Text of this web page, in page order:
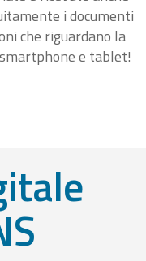
i documenti
che riguardano la
e tablet!